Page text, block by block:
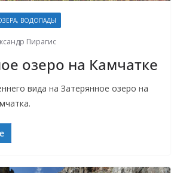
ВОДОПАДЫ
Пирагис
озеро на Камчатке
вида на Затерянное озеро на